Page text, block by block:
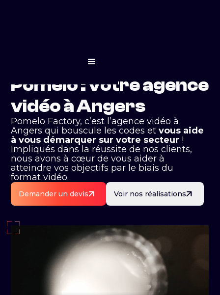
Pomelo : votre agence
vidéo à Angers
Pomelo Factory, c’est l’agence vidéo à
Angers qui bouscule les codes etvous aide
à vous démarquer sur votre secteur !
Impliqués dans la réussite de nos clients,
nous avons à cœur de vous aider à
atteindre vos objectifs par le biais du
format vidéo.
Demander un devis Voir nos réalisations